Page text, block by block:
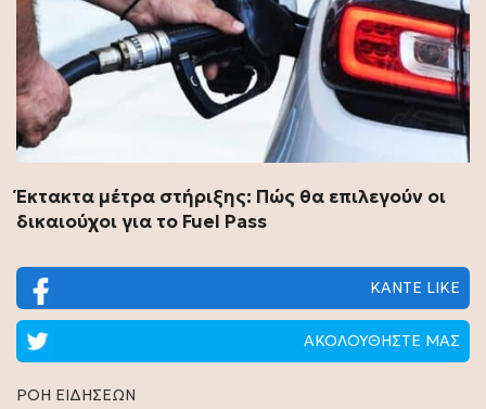
Έκτακτα μέτρα στήριξης: Πώς θα επιλεγούν οι
δικαιούχοι για το Fuel Pass
ΚΑΝΤΕ LIKE
ΑΚΟΛΟΥΘΗΣΤΕ ΜΑΣ
ΡΟΗ ΕΙΔΗΣΕΩΝ